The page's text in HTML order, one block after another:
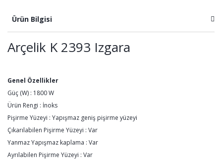
Ürün Bilgisi
Arçelik K 2393 Izgara
Genel Özellikler
Güç (W) : 1800 W
Ürün Rengi : İnoks
Pişirme Yüzeyi : Yapışmaz geniş pişirme yüzeyi
Çıkarılabilen Pişirme Yüzeyi : Var
Yanmaz Yapışmaz kaplama : Var
Ayrılabilen Pişirme Yüzeyi : Var